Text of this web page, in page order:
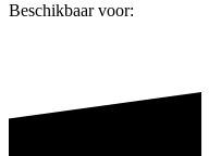
Beschikbaar voor: